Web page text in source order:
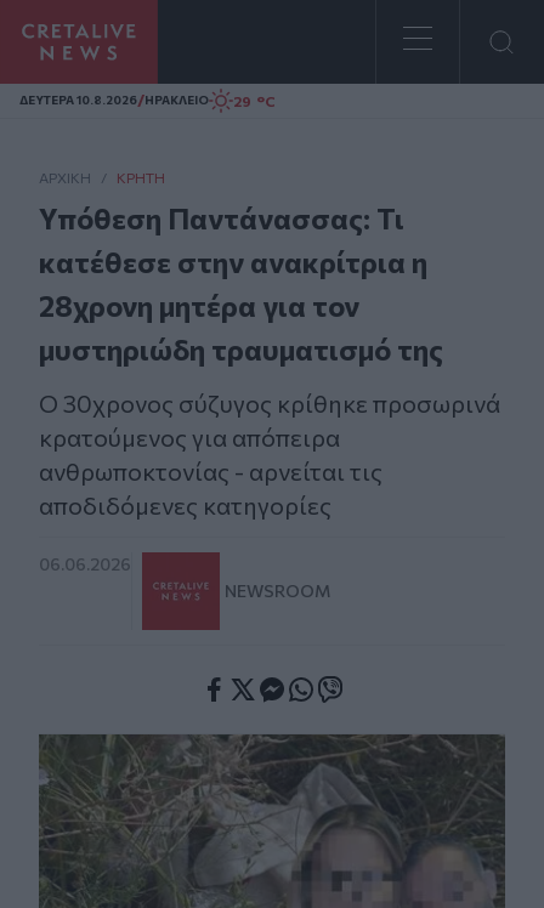
Homepage
ΔΕΥΤΕΡΑ 10.8.2026/ΗΡΑΚΛΕΙΟ 29 °C
ΑΡΧΙΚΗ / ΚΡΉΤΗ
Υπόθεση Παντάνασσας: Τι
κατέθεσε στην ανακρίτρια η
28χρονη μητέρα για τον
μυστηριώδη τραυματισμό της
Ο 30χρονος σύζυγος κρίθηκε προσωρινά
κρατούμενος για απόπειρα
ανθρωποκτονίας - αρνείται τις
αποδιδόμενες κατηγορίες
06.06.2026
NEWSROOM